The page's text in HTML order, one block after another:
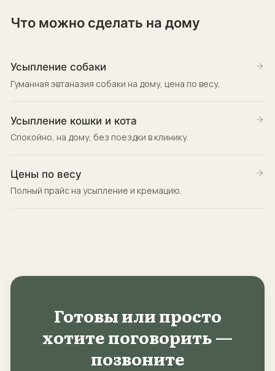
Что можно сделать на дому
Усыпление собаки
Гуманная эвтаназия собаки на дому, цена по весу.
Усыпление кошки и кота
Спокойно, на дому, без поездки в клинику.
Цены по весу
Полный прайс на усыпление и кремацию.
Готовы или просто
хотите поговорить —
позвоните